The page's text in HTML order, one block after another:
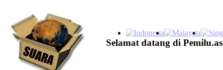
Selamat datang di